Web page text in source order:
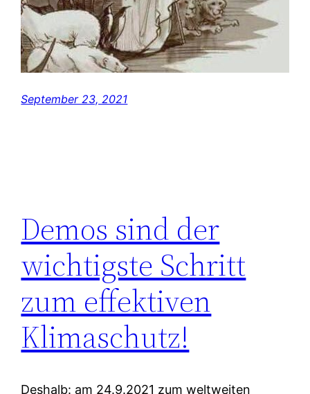
September 23, 2021
Demos sind der
wichtigste Schritt
zum effektiven
Klimaschutz!
Deshalb: am 24.9.2021 zum weltweiten